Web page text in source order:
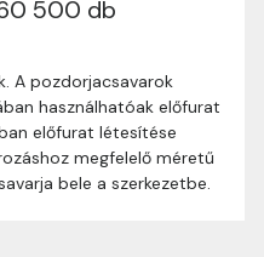
500 db
A pozdorjacsavarok
használhatóak előfurat
előfurat létesítése
megfelelő méretű
bele a szerkezetbe.
választottad
megtalálod szállítási
gördülékenyen és
a megrendeléseket 1-3
Amennyiben